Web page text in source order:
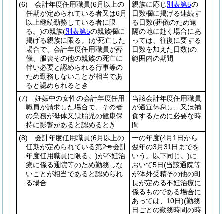
(6) 会計年度任用職員(6月以上の
任期が定められている者又は6月
以上継続勤務している者に限
る。)の親族(別表第5の親族欄に
掲げる親族に限る。)が死亡した
場合で、会計年度任用職員が葬
儀、服喪その他の親族の死亡に
伴い必要と認められる行事等の
ため勤務しないことが相当であ
ると認められるとき
親族に応じ別表第5の
日数欄に掲げる連続す
る日数(葬儀のため遠
隔の地に赴く場合にあ
っては、往復に要する
日数を加えた日数)の
範囲内の期間
(7) 妊娠中の女性の会計年度任用
職員が請求した場合で、その者
の業務が母体又は胎児の健康保
持に影響があると認めるとき
当該会計年度任用職員
が適宜休息し、又は補
食するために必要な時
間
(8) 会計年度任用職員(6月以上の
任期が定められている第2号会計
年度任用職員に限る。)が不妊治
療に係る通院等のため勤務しな
いことが相当であると認められ
る場合
一の年度(4月1日から
翌年の3月31日までを
いう。以下同じ。)に
おいて5日(当該通院等
が体外受精その他の町
長が定める不妊治療に
係るものである場合に
あっては、10日)(勤務
日ごとの勤務時間の時